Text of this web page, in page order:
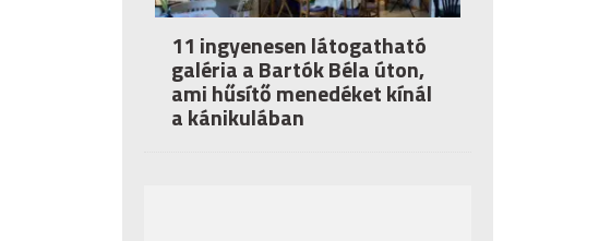
11 ingyenesen látogatható
galéria a Bartók Béla úton,
ami hűsítő menedéket kínál
a kánikulában